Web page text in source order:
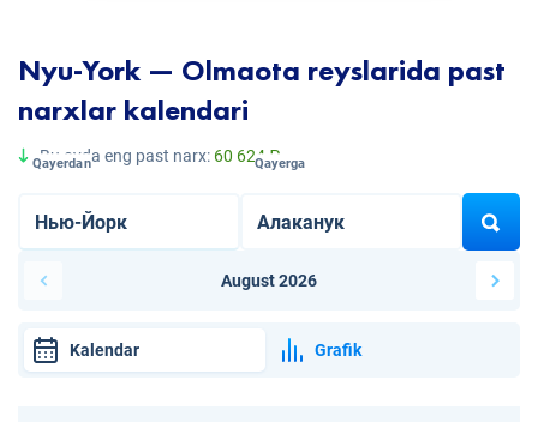
Nyu-York — Olmaota reyslarida past
narxlar kalendari
Bu oyda eng past narx: 60 624 ₽
Qayerdan Qayerga
August 2026
Kalendar Grafik